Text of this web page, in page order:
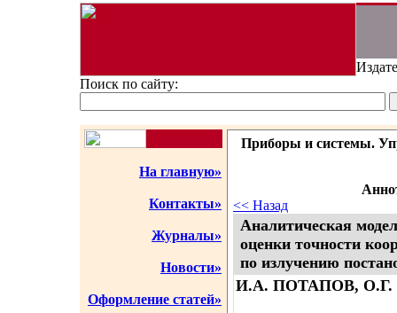
Поиск по сайту:
На главную»
Контакты»
Журналы»
Новости»
Оформление статей»
Приборы и системы.
<< Назад
Аналитическая
оценки точности
по излучению
И.А. ПОТАПОВ,